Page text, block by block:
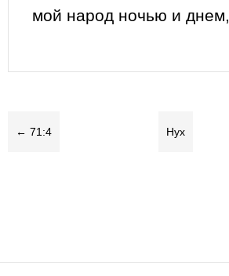
мой народ ночью и днем,
← 71:4 Нух